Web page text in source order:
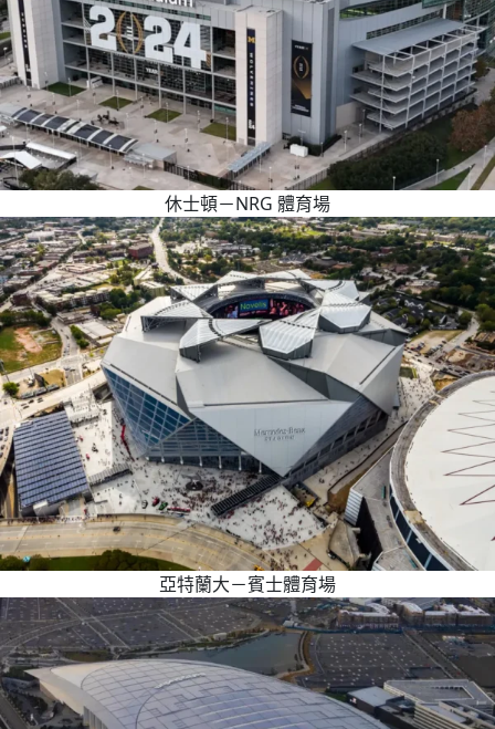
休士頓－NRG 體育場
亞特蘭大－賓士體育場